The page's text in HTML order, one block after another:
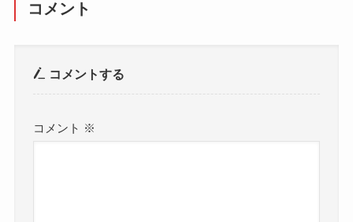
コメント
コメントする
コメント ※